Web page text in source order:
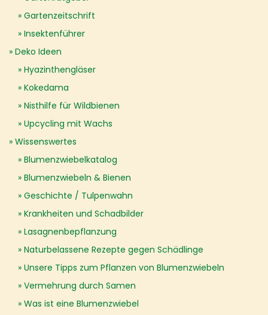
Gartenzeitschrift
Insektenführer
Deko Ideen
Hyazinthengläser
Kokedama
Nisthilfe für Wildbienen
Upcycling mit Wachs
Wissenswertes
Blumenzwiebelkatalog
Blumenzwiebeln & Bienen
Geschichte / Tulpenwahn
Krankheiten und Schadbilder
Lasagnenbepflanzung
Naturbelassene Rezepte gegen Schädlinge
Unsere Tipps zum Pflanzen von Blumenzwiebeln
Vermehrung durch Samen
Was ist eine Blumenzwiebel